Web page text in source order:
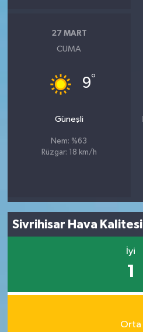
27 MART
CUMA
9°
Güneşli
Nem: %63
Rüzgar: 18 km/h
Sivrihisar Hava Kalitesi
İyi
1
Orta